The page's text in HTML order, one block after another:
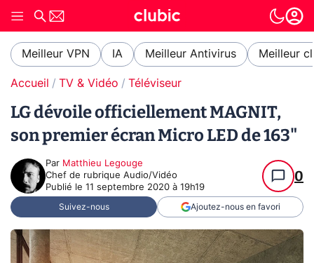
Meilleur VPN IA Meilleur Antivirus Meilleur
Accueil TV & Vidéo Téléviseur
LG dévoile officiellement MAGNIT,
son premier écran Micro LED de 163"
Par Matthieu Legouge
Chef de rubrique Audio/Vidéo
Publié le 11 septembre 2020 à 19h19
0
Suivez-nous Ajoutez-nous en favori